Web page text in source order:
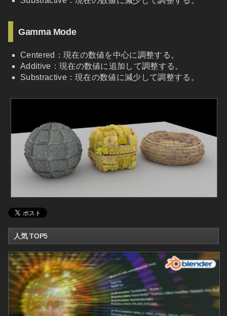
Gamma Mode
Centered：現在の数値を中心に調整する。
Additive：現在の数値に追加して調整する。
Substractive：現在の数値に減少して調整する。
人気 TOP5